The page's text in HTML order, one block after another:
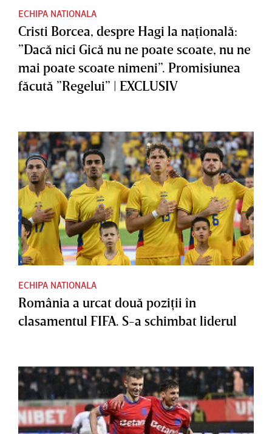
ECHIPA NATIONALA
Cristi Borcea, despre Hagi la naţională:
”Dacă nici Gică nu ne poate scoate, nu ne
mai poate scoate nimeni”. Promisiunea
făcută ”Regelui” | EXCLUSIV
ECHIPA NATIONALA
România a urcat două poziţii în
clasamentul FIFA. S-a schimbat liderul